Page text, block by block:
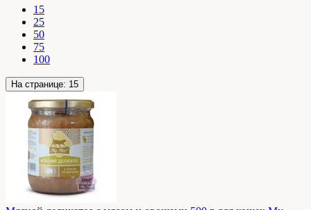
15
25
50
75
100
На странице: 15